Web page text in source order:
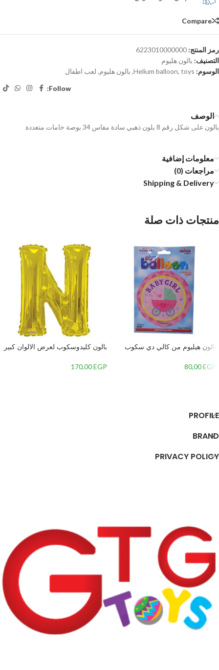
Compare
رمز المنتج: 6223010000000
التصنيف: بالون هليوم
الوسوم:
Helium balloon, toys
, بالون هليوم, لعب اطفال
Follow:
الوصف
بالون على شكل رقم 8 بلون ذهبي سادة مقاس 34 بوصة خامات متعددة
معلومات إضافية
مراجعات (0)
Shipping & Delivery
منتجات ذات صلة
بالون هيليوم من كالي دي سكوب
عربة بيبي،بينك
80,00EGP
بالون كليدوسكوب لعرض الالوان كبير
مايلار170,00EGP
PROFILE
BRAND
PRIVACY POLICY